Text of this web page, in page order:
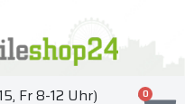
Fr 8-12 Uhr) 0